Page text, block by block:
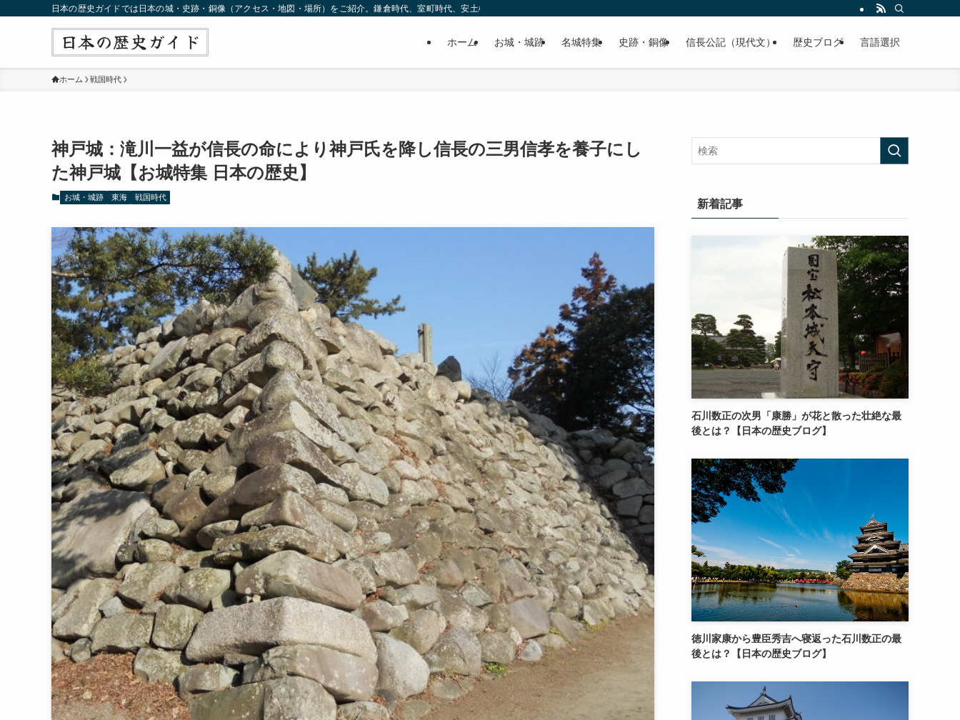
日本の歴史ガイドでは日本の城・史跡・銅像（アクセス・地図・場所）をご紹介。鎌倉時代、室町時代、安土桃山時代（戦国時代）、江戸時代と幅広くご紹介致します。
ホーム お城・城跡 名城特集 史跡・銅像 信長公記（現代文） 歴史ブログ 言語選択
ホーム 戦国時代
神戸城：滝川一益が信長の命により神戸氏を降し信長の三男信孝を養子にし
た神戸城【お城特集 日本の歴史】
お城・城跡 東海 戦国時代
新着記事
石川数正の次男「康勝」が花と散った壮絶な最
後とは？【日本の歴史ブログ】
徳川家康から豊臣秀吉へ寝返った石川数正の最
後とは？【日本の歴史ブログ】